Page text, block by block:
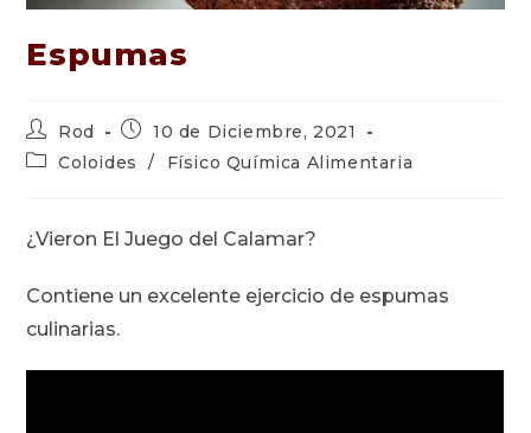
Espumas
Autor
de
la
Rod
Publicación
la
10 de Diciembre, 2021
Categoría
entrada:
Coloides / Físico Química Alimentaria
¿Vieron El Juego del Calamar?
Contiene un excelente ejercicio de espumas
culinarias.